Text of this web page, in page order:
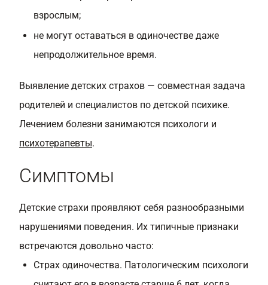
взрослым;
не могут оставаться в одиночестве даже
непродолжительное время.
Выявление детских страхов — совместная задача
родителей и специалистов по детской психике.
Лечением болезни занимаются психологи и
психотерапевты.
Симптомы
Детские страхи проявляют себя разнообразными
нарушениями поведения. Их типичные признаки
встречаются довольно часто:
Страх одиночества. Патологическим психологи